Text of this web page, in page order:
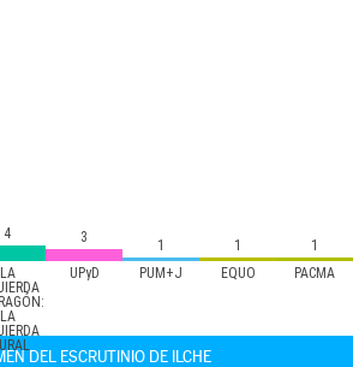
LA
LA
UPyD PUM+J EQUO PACMA
4 3 1 1 1
DEL ESCRUTINIO DE ILCHE